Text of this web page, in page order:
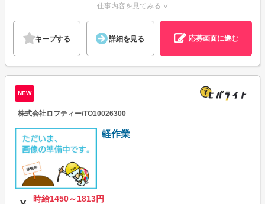
仕事内容を見てみる ∨
キープする 詳細を見る 応募画面に進む
NEW
株式会社ロフティー/TO10026300
軽作業
時給1450～1813円